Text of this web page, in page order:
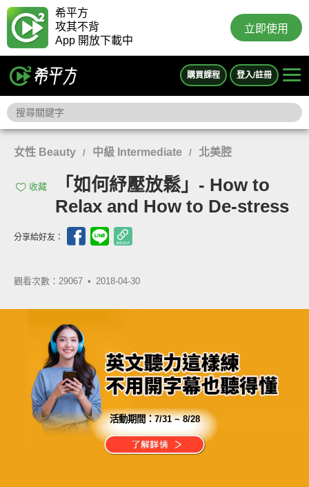
希平方
攻其不背
App 開放下載中
立即使用
購買課程 登入/註冊
女性 Beauty / 中級 Intermediate / 北美腔
收藏
「如何紓壓放鬆」- How to
Relax and How to De-stress
分享給好友：
觀看次數：29067 • 2018-04-30
活動期間：7/31 ~ 8/28